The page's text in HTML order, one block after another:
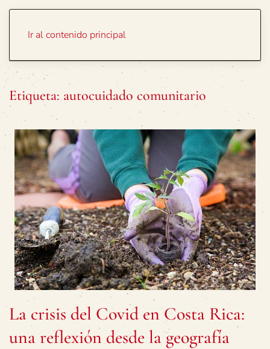
Ir al contenido principal
Etiqueta: autocuidado comunitario
La crisis del Covid en Costa Rica:
una reflexión desde la geografía